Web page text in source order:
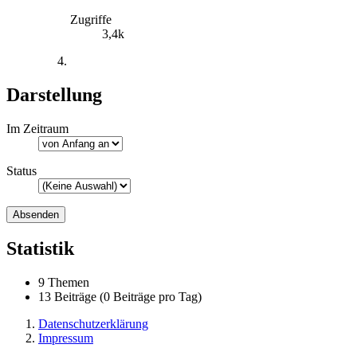
Zugriffe
3,4k
Darstellung
Im Zeitraum
Status
Statistik
9 Themen
13 Beiträge (0 Beiträge pro Tag)
Datenschutzerklärung
Impressum